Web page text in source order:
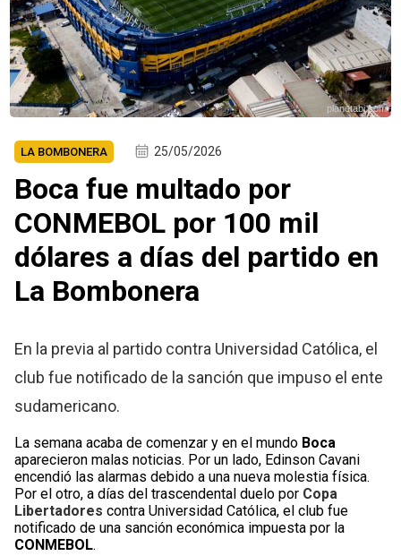
planetabj.com
LA BOMBONERA 25/05/2026
Boca fue multado por
CONMEBOL por 100 mil
dólares a días del partido en
La Bombonera
En la previa al partido contra Universidad Católica, el
club fue notificado de la sanción que impuso el ente
sudamericano.
La semana acaba de comenzar y en el mundo Boca
aparecieron malas noticias. Por un lado, Edinson Cavani
encendió las alarmas debido a una nueva molestia física.
Por el otro, a días del trascendental duelo por Copa
Libertadores contra Universidad Católica, el club fue
notificado de una sanción económica impuesta por la
CONMEBOL.